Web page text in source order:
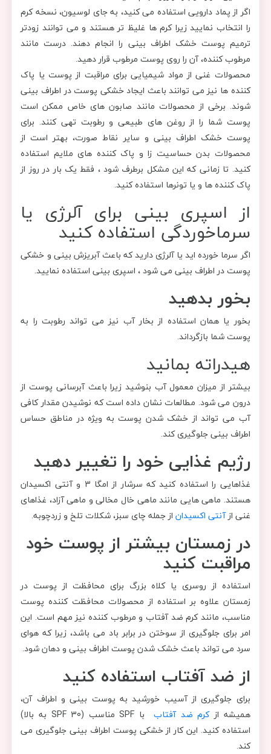
اگر از پماد دارویی استفاده می کنید، به جای لوسیون، نسخه کرم
را انتخاب نمایید زیرا کرم ها غلیظ تر هستند و می توانند زودتر
ترمیم پوست خشک اطراف بینی را انجام دهند. درست مانند
مرطوب کننده، آن را روی پوست مرطوب قرار دهید.
محصولات غنی از مواد شیمیایی برای مراقبت از پوست یا پاک
کننده ها نیز می توانند باعث ایجاد خشکی پوست در اطراف بینی
شوند. برخی از محصولات مانند صابون های خاص ممکن است
پوست شما را از روغن های طبیعی و رطوبت تهی کنند. برای
پوست خشک اطراف بینی و سایر نقاط صورت، بهتر است از
محصولات بدن حساسیت زا و پاک کننده های ملایم استفاده
کنید. تا زمانی که این مشکل برطرف شود ، فقط یک بار در روز از
پاک کننده ها و یا تونرها استفاده کنید.
از اسپری بینی برای آلرژی یا
سرماخوردگی استفاده کنید
اگر سرما خورده اید یا آلرژی دارید که باعث آبریزش بینی و خشکی
پوست در اطراف بینی می شود ، اسپری بینی استفاده نمایید.
بخور بدهید
بخور یا همان استفاده از بخار آب نیز می تواند رطوبت را به
پوست شما بازگرداند.
هیدراته بمانید
بیشتر از میزان معمول آب بنوشید زیرا باعث آبرسانی پوست از
درون می شود. مطالعات نشان داده است که نوشیدن مقدار کافی
آب می تواند از خشک شدن پوست به ویژه در مناطق حساس
اطراف بینی جلوگیری کند.
رژیم غذایی خود را تغییر دهید
غذاهایی را استفاده کنید که سرشار از امگا 3 و آنتی اکسیدان
هستند. ماهی هایی مانند ماهی خال مخالی و ماهی آزاد، غذاهای
غنی ازآنتی اکسیدان از جمله چای سبز، شکلات تلخ و زردچوبه.
در زمستان بیشتر از پوست خود
مراقبت کنید
استفاده از روسری یا کلاه بزرگ برای محافظت از پوست در
زمستان علاوه بر استفاده از محصولات محافظت کننده پوست
مناسب، مانند کرم ضد آفتاب و مرطوب کننده نیز مهم است. این
امر برای جلوگیری از سوختن در برابر باد می باشد، زیرا که هوای
سرد می تواند باعث خشک شدن پوست اطراف بینی و دهان شود.
از ضد آفتاب استفاده کنید
برای جلوگیری از آسیب خورشید به پوست بینی و اطراف آن،
همیشه ازکرم ضد آفتاب
با SPF مناسب (SPF 30 به بالا)
استفاده کنید. این کار از خشکی پوست اطراف بینی جلوگیری می
کند.